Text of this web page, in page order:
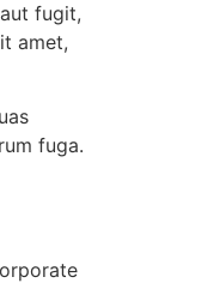
fugit,
amet,
fuga.